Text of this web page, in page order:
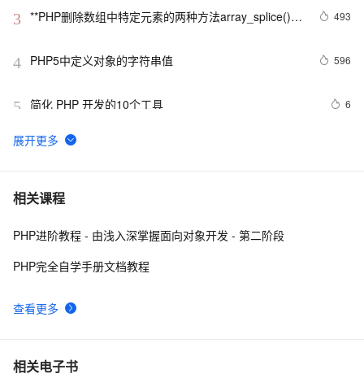
3 **PHP删除数组中特定元素的两种方法array_splice()和
493
4 PHP5中定义对象的字符串值 596
5 简化 PHP 开发的10个工具 6
6 PHP 接口
7 使用消息服务(MNS)订阅阿里云物联网平台设备消息PHP
8 PHP设计模式：单例模式
相关课程
查看更多
PHP进阶教程 - 由浅入深掌握面向对象开发 - 第二阶段
PHP完全自学手册文档教程
相关电子书